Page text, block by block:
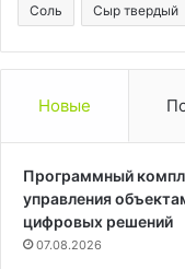
Соль Сыр твердый
Новые
Программный
управления
цифровых решений
07.08.2026